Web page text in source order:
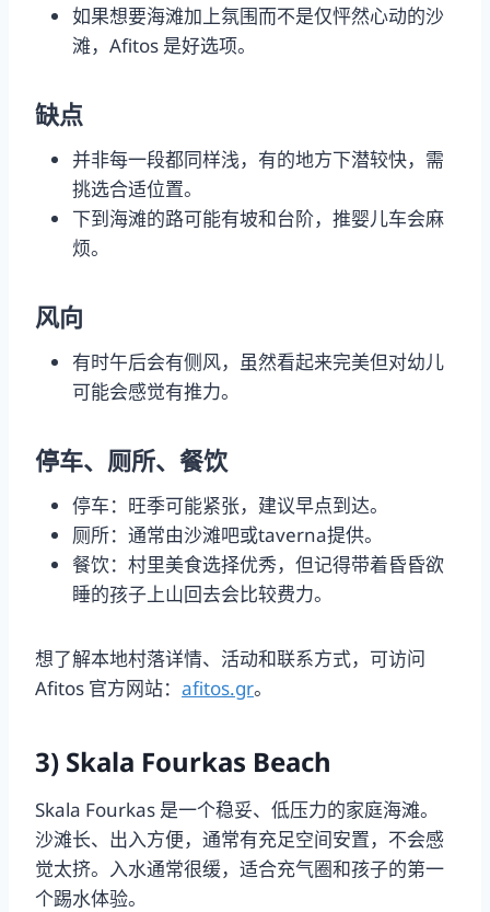
如果想要海滩加上氛围而不是仅怦然心动的沙
滩，Afitos 是好选项。
缺点
并非每一段都同样浅，有的地方下潜较快，需
挑选合适位置。
下到海滩的路可能有坡和台阶，推婴儿车会麻
烦。
风向
有时午后会有侧风，虽然看起来完美但对幼儿
可能会感觉有推力。
停车、厕所、餐饮
停车：旺季可能紧张，建议早点到达。
厕所：通常由沙滩吧或taverna提供。
餐饮：村里美食选择优秀，但记得带着昏昏欲
睡的孩子上山回去会比较费力。
想了解本地村落详情、活动和联系方式，可访问
Afitos 官方网站： afitos.gr。
3) Skala Fourkas Beach
Skala Fourkas 是一个稳妥、低压力的家庭海滩。
沙滩长、出入方便，通常有充足空间安置，不会感
觉太挤。入水通常很缓，适合充气圈和孩子的第一
个踢水体验。